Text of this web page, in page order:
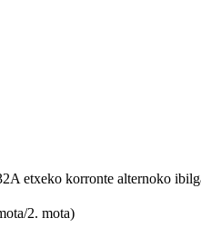
etxeko korronte alternoko
2. mota)